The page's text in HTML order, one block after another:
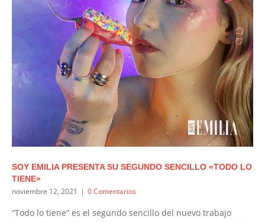
SOY EMILIA PRESENTA SU SEGUNDO SENCILLO «TODO LO
TIENE»
noviembre 12, 2021 | 0 Comentarios
“Todo lo tiene” es el segundo sencillo del nuevo trabajo